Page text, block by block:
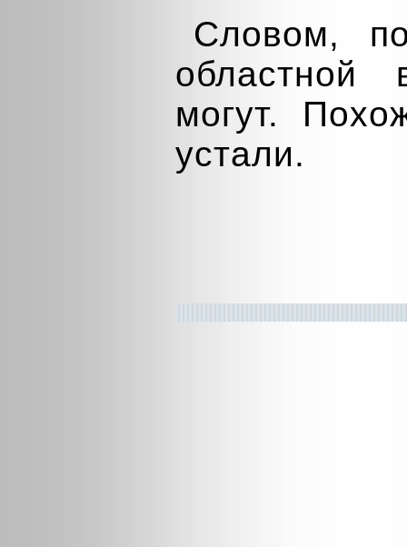
Словом,
областной
могут.
устали.